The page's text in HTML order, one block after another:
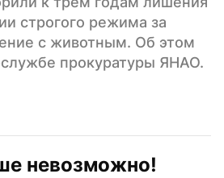
строгого режима за
с животным. Об этом
прокуратуры ЯНАО.
невозможно!